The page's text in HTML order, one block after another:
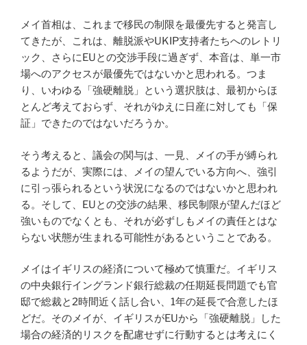
メイ首相は、これまで移民の制限を最優先すると発言し
てきたが、これは、離脱派やUKIP支持者たちへのレトリ
ック、さらにEUとの交渉手段に過ぎず、本音は、単一市
場へのアクセスが最優先ではないかと思われる。つま
り、いわゆる「強硬離脱」という選択肢は、最初からほ
とんど考えておらず、それがゆえに日産に対しても「保
証」できたのではないだろうか。
そう考えると、議会の関与は、一見、メイの手が縛られ
るようだが、実際には、メイの望んでいる方向へ、強引
に引っ張られるという状況になるのではないかと思われ
る。そして、EUとの交渉の結果、移民制限が望んだほど
強いものでなくとも、それが必ずしもメイの責任とはな
らない状態が生まれる可能性があるということである。
メイはイギリスの経済について極めて慎重だ。イギリス
の中央銀行イングランド銀行総裁の任期延長問題でも官
邸で総裁と2時間近く話し合い、1年の延長で合意したほ
どだ。そのメイが、イギリスがEUから「強硬離脱」した
場合の経済的リスクを配慮せずに行動するとは考えにく